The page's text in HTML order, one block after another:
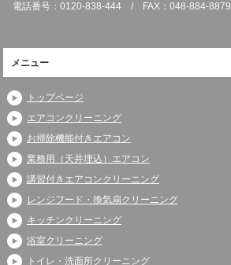
電話番号：0120-838-444 / FAX：048-884-8879
メニュー
トップページ
エアコンクリーニング
お掃除機能付きエアコン
業務用（天井埋込）エアコン
講習付きエアコンクリーニング
レンジフード・換気扇クリーニング
キッチンクリーニング
浴室クリーニング
トイレ・洗面所クリーニング